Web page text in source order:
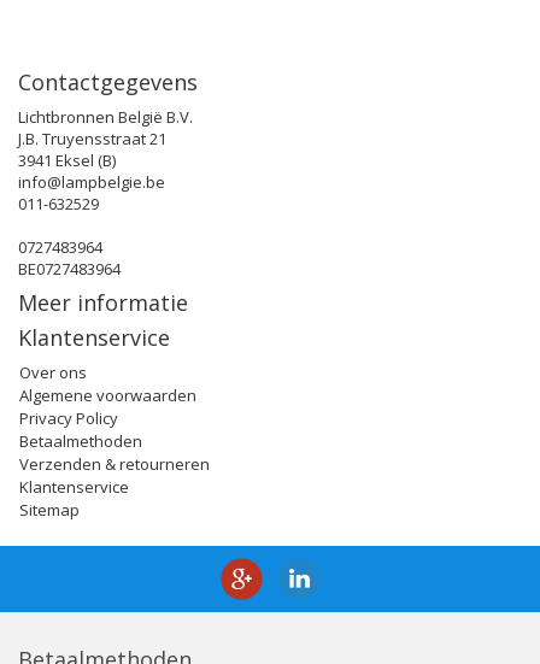
Contactgegevens
Lichtbronnen België B.V.
J.B. Truyensstraat 21
3941 Eksel (B)
info@lampbelgie.be
011-632529
0727483964
BE0727483964
Meer informatie
Klantenservice
Over ons
Algemene voorwaarden
Privacy Policy
Betaalmethoden
Verzenden & retourneren
Klantenservice
Sitemap